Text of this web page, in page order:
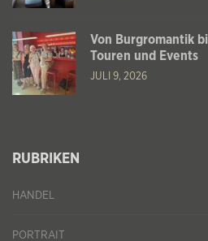
Von Burgromantik
Touren und Events
JULI 9, 2026
RUBRIKEN
HANDEL
PORTRAIT